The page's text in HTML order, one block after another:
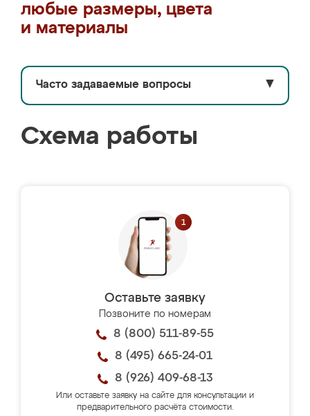
любые размеры, цвета
и материалы
Часто задаваемые вопросы ▼
Схема работы
Оставьте заявку
Позвоните по номерам
8 (800) 511-89-55
8 (495) 665-24-01
8 (926) 409-68-13
Или оставьте заявку на сайте для консультации и
предварительного расчёта стоимости.